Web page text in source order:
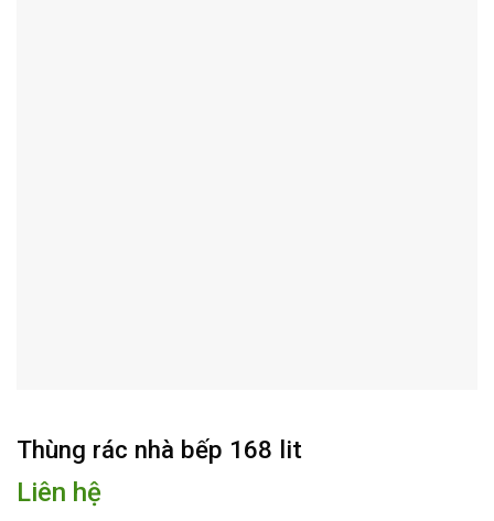
Thùng rác nhà bếp 168 lit
Liên hệ